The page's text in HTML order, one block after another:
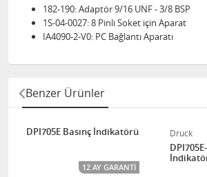
182-190​: Adaptör 9/16 UNF - 3/8 BSP
1S-04-0027: 8 Pinli Soket için Aparat
IA4090-2-V0: PC Bağlantı Aparatı
Benzer Ürünler
DPI705E Basınç İndikatörü
12 AY GARANTI
Druck